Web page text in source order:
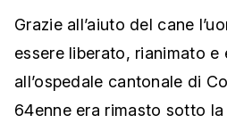
Grazie all’aiuto del cane
essere liberato, rianimato e
all’ospedale cantonale di
64enne era rimasto sotto